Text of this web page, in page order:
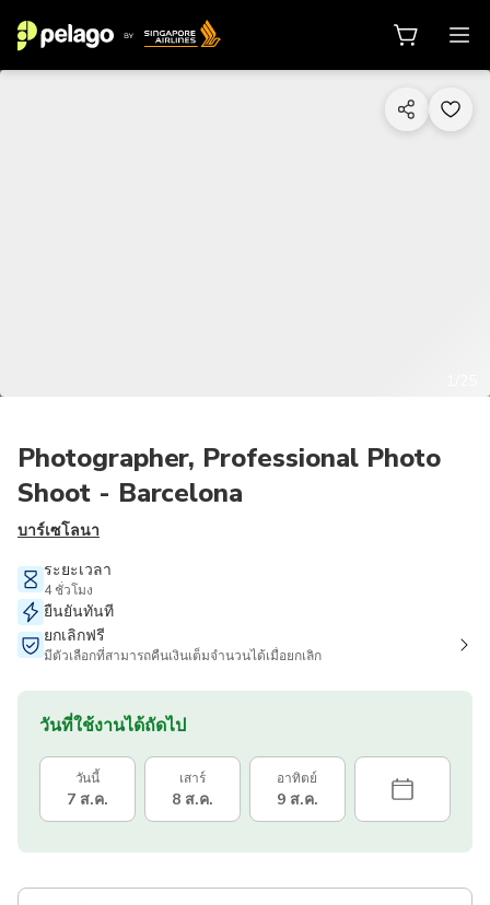
Photographer, Professional Photo
Shoot - Barcelona
บาร์เซโลนา
ระยะเวลา
4 ชั่วโมง
ยืนยันทันที
ยกเลิกฟรี
มีตัวเลือกที่สามารถคืนเงินเต็มจำนวนได้เมื่อยกเลิก
วันที่ใช้งานได้ถัดไป
วันนี้
7 ส.ค.
เสาร์
8 ส.ค.
อาทิตย์
9 ส.ค.